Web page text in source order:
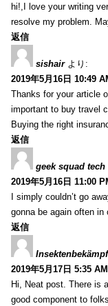
hi!,I love your writing
resolve my problem.
返信
sishair より:
2019年5月16日 10:49
Thanks for your article
important to buy travel
Buying the right
返信
geek squad
2019年5月16日 11:00
I simply couldn’t go
gonna be again often in
返信
2019年5月17日 5:35 AM
Hi, Neat post. There is
good component to